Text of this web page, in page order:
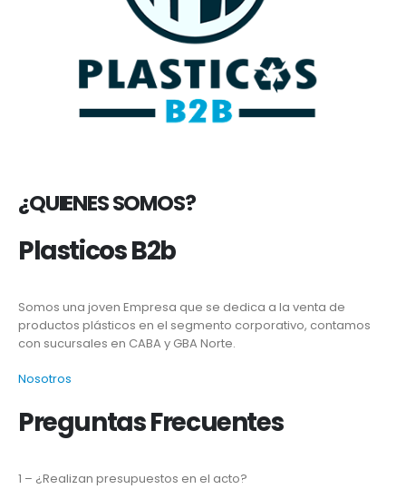
¿QUIENES SOMOS?
Plasticos B2b
Somos una joven Empresa que se dedica a la venta de
productos plásticos en el segmento corporativo, contamos
con sucursales en CABA y GBA Norte.
Nosotros
Preguntas Frecuentes
1 – ¿Realizan presupuestos en el acto?